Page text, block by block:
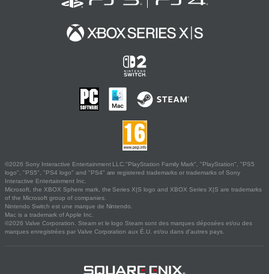
©2026 Sony Interactive Entertainment LLC."PlayStation Family Mark", "PlayStation", "PS5
logo", "PS5", "PS4 logo" and "PS4" are registered trademarks or trademarks of Sony
Interactive Entertainment Inc.
Microsoft, the XBOX Sphere mark, the Series X|S logo and XBOX Series X|S are trademarks
of the Microsoft group of companies.
Nintendo Switch est une marque de Nintendo.
Mac is a trademark of Apple Inc.
©2026 Valve Corporation. Steam et le logo Steam sont des marques déposées et/ou des
marques enregistrées par Valve Corporation aux É.U. et/ou dans d'autres pays.